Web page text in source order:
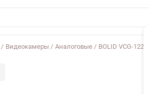
/ Видеокамеры / Аналоговые / BOLID VCG-122